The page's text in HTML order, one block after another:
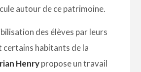
autour de ce patrimoine.
des élèves par leurs
certains habitants de la
Henrypropose un travail